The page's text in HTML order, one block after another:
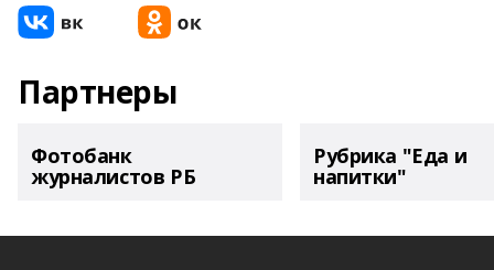
Партнеры
Фотобанк
журналистов РБ
Рубрика "Еда и
напитки"